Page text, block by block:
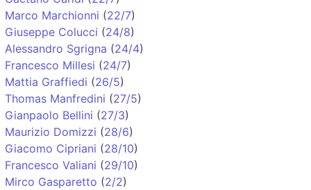
Marco Marchionni (22/7)
Giuseppe Colucci (24/8)
Alessandro Sgrigna (24/4)
Francesco Millesi (24/7)
Mattia Graffiedi (26/5)
Thomas Manfredini (27/5)
Gianpaolo Bellini (27/3)
Maurizio Domizzi (28/6)
Giacomo Cipriani (28/10)
Francesco Valiani (29/10)
Mirco Gasparetto (2/2)